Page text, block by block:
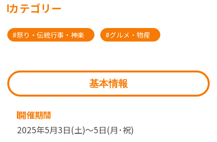
カテゴリー
#祭り・伝統行事・神楽 #グルメ・物産
基本情報
開催期間
2025年5月3日(土)～5日(月･祝)